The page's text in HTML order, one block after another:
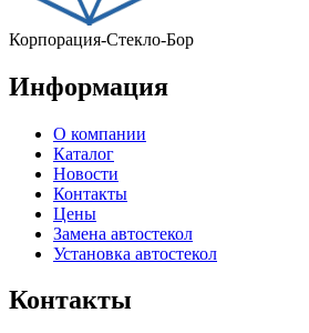
Корпорация-Стекло-Бор
Информация
О компании
Каталог
Новости
Контакты
Цены
Замена автостекол
Установка автостекол
Контакты